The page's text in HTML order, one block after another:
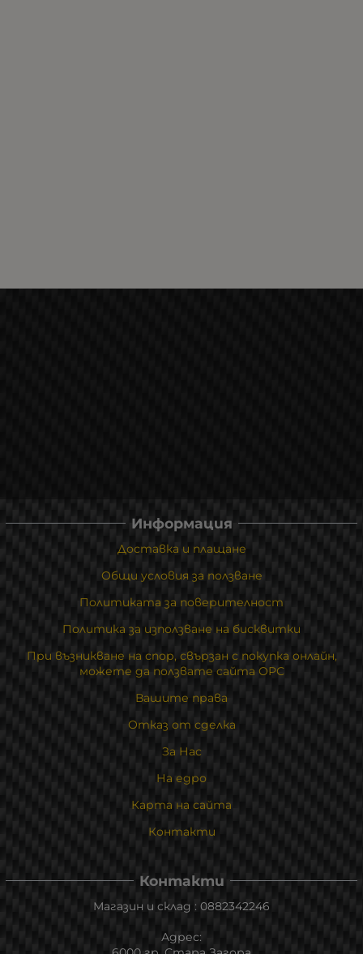
Информация
Доставка и плащане
Общи условия за ползване
Политиката за поверителност
Политика за използване на бисквитки
При възникване на спор, свързан с покупка онлайн,
можете да ползвате сайта ОРС
Вашите права
Отказ от сделка
За Нас
На едро
Карта на сайта
Контакти
Контакти
Магазин и склад : 0882342246
Адрес: